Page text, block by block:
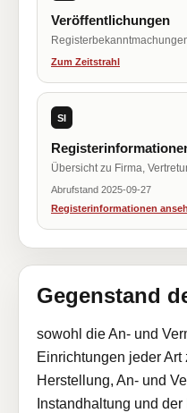
Veröffentlichungen
Zum Zeitstrahl
SI
Übersicht zu Firma,
Abrufstand 2025-09-27
Registerinformationen
Gegenstand
sowohl die An- und
Einrichtungen jeder
Herstellung, An- und
Instandhaltung und